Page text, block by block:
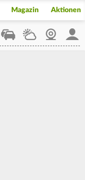
Magazin Aktionen
StaupilotWetterWebcam